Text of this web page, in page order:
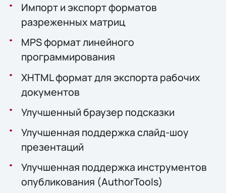
Импорт и экспорт форматов
разреженных матриц
MPS формат линейного
программирования
XHTML формат для экспорта рабочих
документов
Улучшенный браузер подсказки
Улучшенная поддержка слайд-шоу
презентаций
Улучшенная поддержка инструментов
опубликования (AuthorTools)